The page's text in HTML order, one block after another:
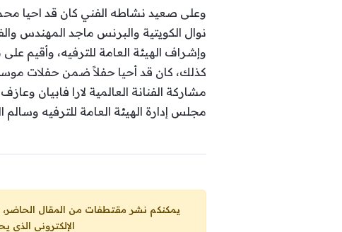
وعلى صعيد نشاطه الفني كان قد احيا
نوال الكويتية والبرنس ماجد المهندس
وإشراف الهيئة العامة للترفيه، وأقيم
مشاركة الفنانة العالمية لارا فابيان
مجلس إدارة الهيئة العامة للترفيه
يمكنكم نشر مقتطفات من المقال الحاضر، ما حده الاقصى 25% من مجموع المقال، شرط: ذكر
الإلكتروني الذي